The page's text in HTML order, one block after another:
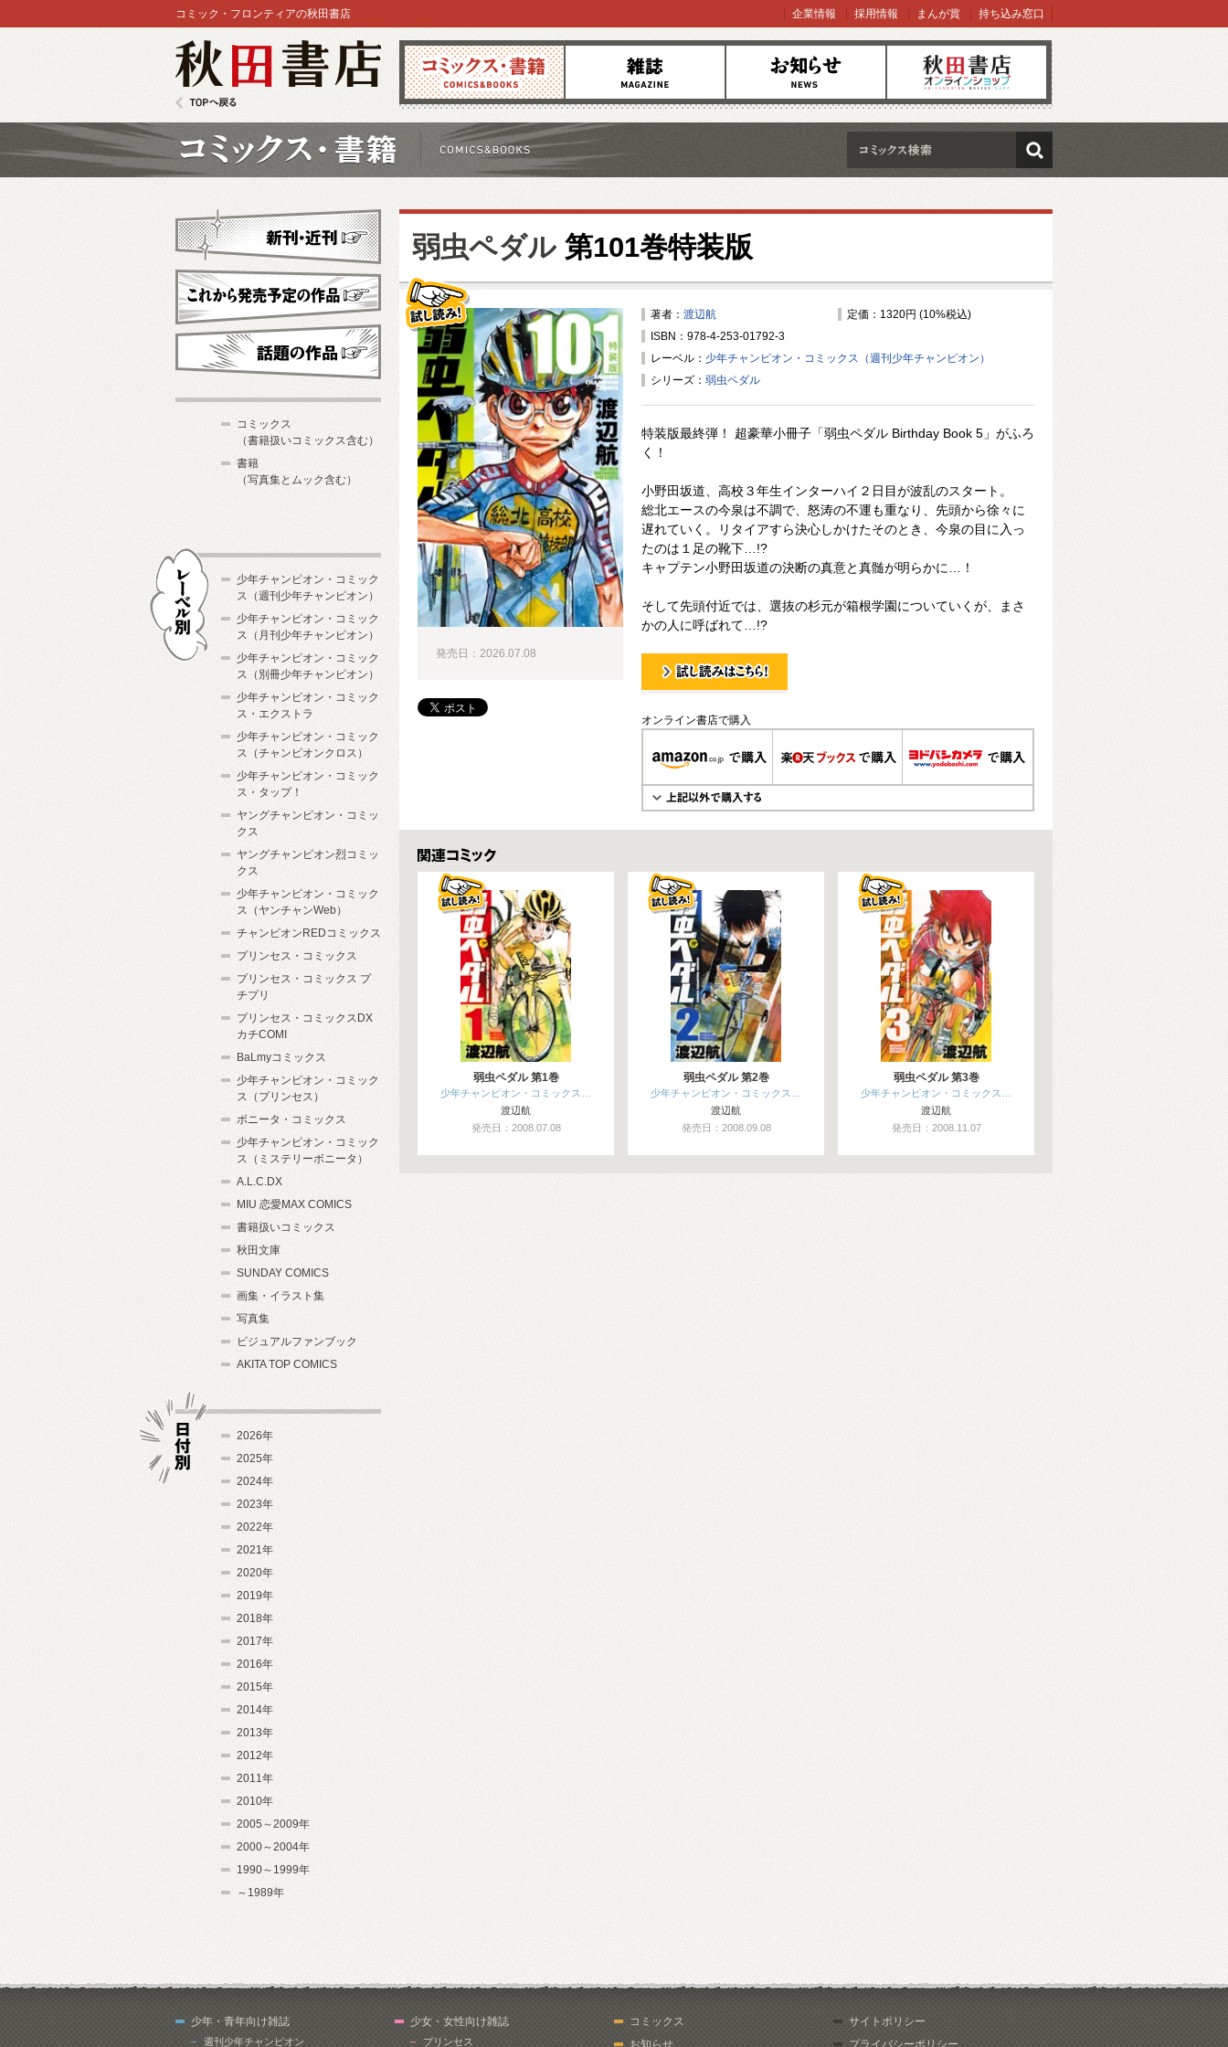
コミックス 雑誌 お知らせ オンラインショップ
コミック・フロンティアの秋田書店 企業情報 採用情報 まんが賞 持ち込み窓口
検索
弱虫ペダル第101巻特装版
著者： 渡辺航
定価：1320円 (10%税込)
ISBN：978-4-253-01792-3
レーベル： 少年チャンピオン・コミックス（週刊少年チャンピオン）
シリーズ： 弱虫ペダル
特装版最終弾！ 超豪華小冊子「弱虫ペダル Birthday Book 5」がふろ
く！
小野田坂道、高校３年生インターハイ２日目が波乱のスタート。
総北エースの今泉は不調で、怒涛の不運も重なり、先頭から徐々に
遅れていく。リタイアすら決心しかけたそのとき、今泉の目に入っ
たのは１足の靴下…!?
キャプテン小野田坂道の決断の真意と真髄が明らかに…！
そして先頭付近では、選抜の杉元が箱根学園についていくが、まさ
かの人に呼ばれて…!?
試し読み！
オンライン書店で購入
発売日：2026.07.08
関連コミックス
弱虫ペダル 第1巻
少年チャンピオン・コミックス…
渡辺航
発売日：2008.07.08
弱虫ペダル 第2巻
少年チャンピオン・コミックス…
渡辺航
発売日：2008.09.08
弱虫ペダル 第3巻
少年チャンピオン・コミックス…
渡辺航
発売日：2008.11.07
新刊・近刊
これから発売予定
コミックス
（書籍扱いコミックス含む）
書籍
（写真集とムック含む）
少年チャンピオン・コミック
ス（週刊少年チャンピオン）
少年チャンピオン・コミック
ス（月刊少年チャンピオン）
少年チャンピオン・コミック
ス（別冊少年チャンピオン）
少年チャンピオン・コミック
ス・エクストラ
少年チャンピオン・コミック
ス（チャンピオンクロス）
少年チャンピオン・コミック
ス・タップ！
ヤングチャンピオン・コミッ
クス
ヤングチャンピオン烈コミッ
クス
少年チャンピオン・コミック
ス（ヤンチャンWeb）
チャンピオンREDコミックス
プリンセス・コミックス
プリンセス・コミックス プ
チプリ
プリンセス・コミックスDX
カチCOMI
BaLmyコミックス
少年チャンピオン・コミック
ス（プリンセス）
ボニータ・コミックス
少年チャンピオン・コミック
ス（ミステリーボニータ）
A.L.C.DX
MIU 恋愛MAX COMICS
書籍扱いコミックス
秋田文庫
SUNDAY COMICS
画集・イラスト集
写真集
ビジュアルファンブック
AKITA TOP COMICS
2026年
2025年
2024年
2023年
2022年
2021年
2020年
2019年
2018年
2017年
2016年
2015年
2014年
2013年
2012年
2011年
2010年
2005～2009年
2000～2004年
1990～1999年
～1989年
少年・青年向け雑誌
週刊少年チャンピオン
少女・女性向け雑誌
プリンセス
コミックス
お知らせ
サイトポリシー
プライバシーポリシー